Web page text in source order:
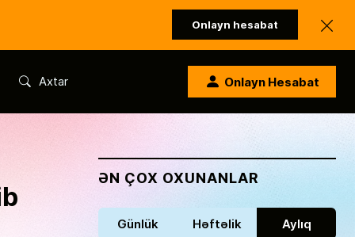
Onlayn hesabat
Axtar Onlayn Hesabat
ƏN ÇOX OXUNANLAR
Günlük Həftəlik Aylıq